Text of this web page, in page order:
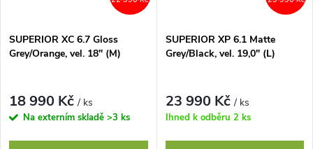
SUPERIOR XC 6.7 Gloss
Grey/Orange, vel. 18" (M)
18 990 Kč/ ks
Na externím skladě >3 ks
SUPERIOR XP 6.1 Matte
Grey/Black, vel. 19,0" (L)
23 990 Kč/ ks
Ihned k odběru 2 ks